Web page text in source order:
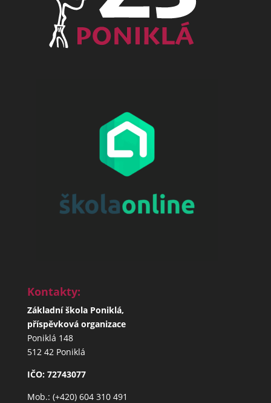
Kontakty:
Základní škola Poniklá,
příspěvková organizace
Poniklá 148
512 42 Poniklá
IČO: 72743077
Mob.: (+420) 604 310 491